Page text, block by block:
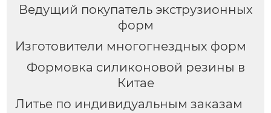
Ведущий покупатель экструзионных
форм
Изготовители многогнездных форм
Формовка силиконовой резины в
Китае
Литье по индивидуальным заказам